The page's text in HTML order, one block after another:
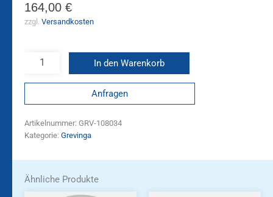
164,00 €
zzgl. Versandkosten
In den Warenkorb
Anfragen
Artikelnummer: GRV-108034
Kategorie: Grevinga
Ähnliche Produkte